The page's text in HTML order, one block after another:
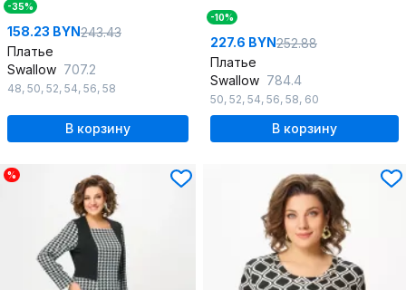
-35%
158.23 BYN243.43
Платье
Swallow 707.2
48, 50, 52, 54, 56, 58
В корзину
-10%
227.6 BYN252.88
Платье
Swallow 784.4
50, 52, 54, 56, 58, 60
В корзину
%